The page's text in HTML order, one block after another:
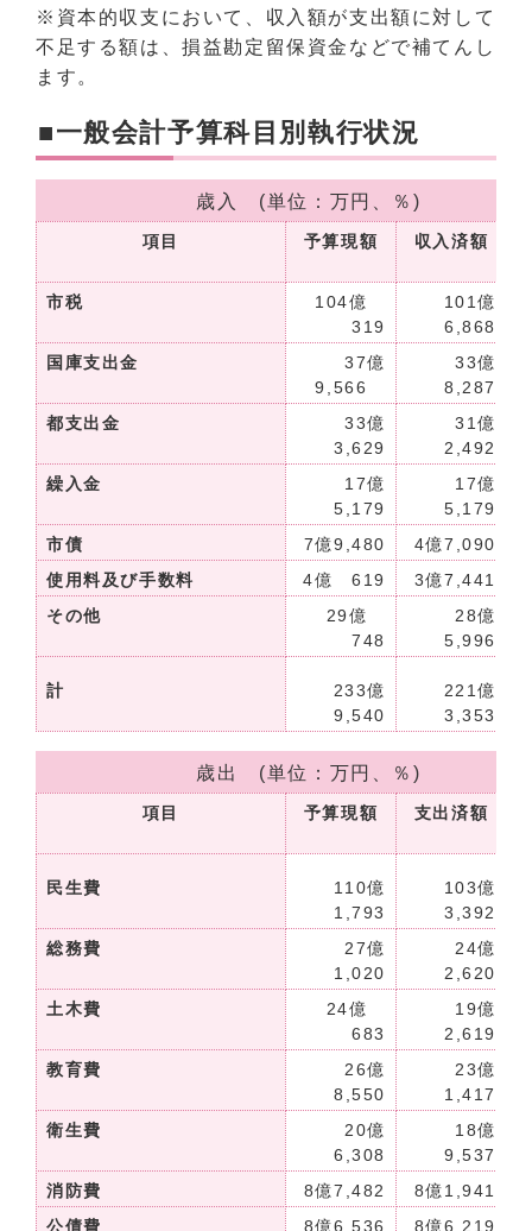
※資本的収支において、収入額が支出額に対して
不足する額は、損益勘定留保資金などで補てんし
ます。
■一般会計予算科目別執行状況
歳入 (単位：万円、％)
項目 予算現額 収入済額
市税
104億
319
101億
6,868
国庫支出金
37億
9,566
33億
8,287
都支出金
33億
3,629
31億
2,492
繰入金
17億
5,179
17億
5,179
市債 7億9,480 4億7,090
使用料及び手数料
4億 619 3億7,441
その他
29億
748
28億
5,996
計
233億
9,540
221億
3,353
歳出 (単位：万円、％)
項目 予算現額 支出済額
民生費
110億
1,793
103億
3,392
総務費
27億
1,020
24億
2,620
土木費
24億
683
19億
2,619
教育費
26億
8,550
23億
1,417
衛生費
20億
6,308
18億
9,537
消防費 8億7,482 8億1,941
公債費
8億6,536 8億6,219